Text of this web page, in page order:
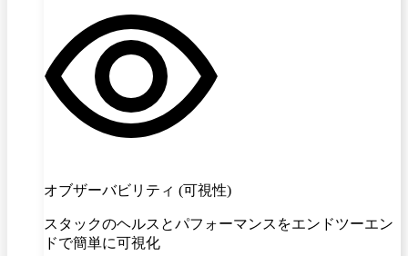
オブザーバビリティ (可視性)
スタックのヘルスとパフォーマンスをエンドツーエン
ドで簡単に可視化